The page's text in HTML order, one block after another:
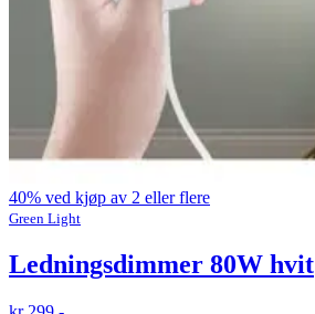
40% ved kjøp av 2 eller flere
Green Light
Ledningsdimmer 80W hvit